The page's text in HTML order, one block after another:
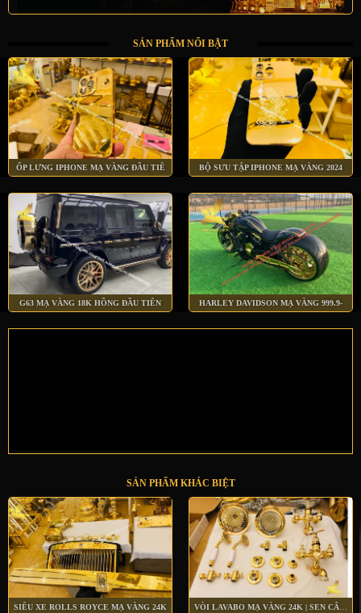
SẢN PHẨM NỔI BẬT
ỐP LƯNG IPHONE MẠ VÀNG ĐẦU TIÊ BỘ SƯU TẬP IPHONE MẠ VÀNG 2024
G63 MẠ VÀNG 18K HỒNG ĐẦU TIÊN HARLEY DAVIDSON MẠ VÀNG 999.9-
SẢN PHẨM KHÁC BIỆT
SIÊU XE ROLLS ROYCE MẠ VÀNG 24K VÒI LAVABO MẠ VÀNG 24K | SEN CÂY MẠ VÀNG 24K